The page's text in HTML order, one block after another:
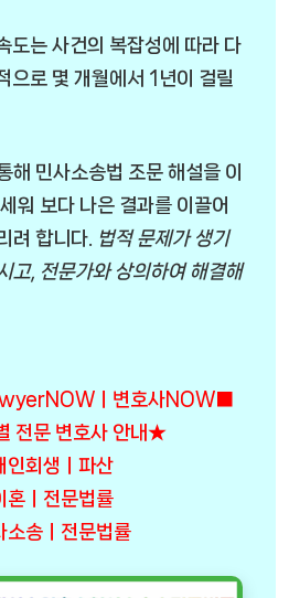
도는 사건의 복잡성에 따라 다
으로 몇 개월에서 1년이 걸릴
해 민사소송법 조문 해설을 이
워 보다 나은 결과를 이끌어
려 합니다.
법적 문제가 생기
고, 전문가와 상의하여 해결해
ㅣ변호사NOW■
전문 변호사 안내★
회생ㅣ파산
ㅣ전문법률
송ㅣ전문법률